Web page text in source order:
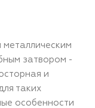
затвором -
и
таких
особенности